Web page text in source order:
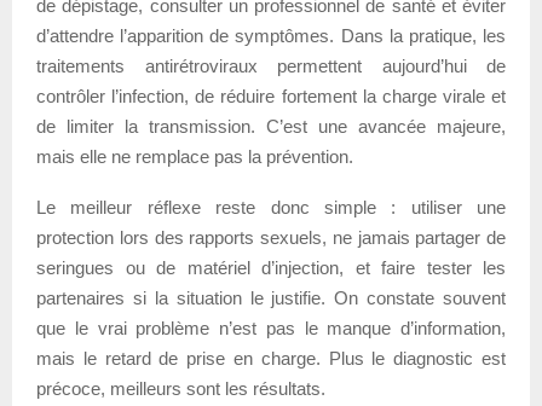
de dépistage, consulter un professionnel de santé et éviter
d’attendre l’apparition de symptômes. Dans la pratique, les
traitements antirétroviraux permettent aujourd’hui de
contrôler l’infection, de réduire fortement la charge virale et
de limiter la transmission. C’est une avancée majeure,
mais elle ne remplace pas la prévention.
Le meilleur réflexe reste donc simple : utiliser une
protection lors des rapports sexuels, ne jamais partager de
seringues ou de matériel d’injection, et faire tester les
partenaires si la situation le justifie. On constate souvent
que le vrai problème n’est pas le manque d’information,
mais le retard de prise en charge. Plus le diagnostic est
précoce, meilleurs sont les résultats.